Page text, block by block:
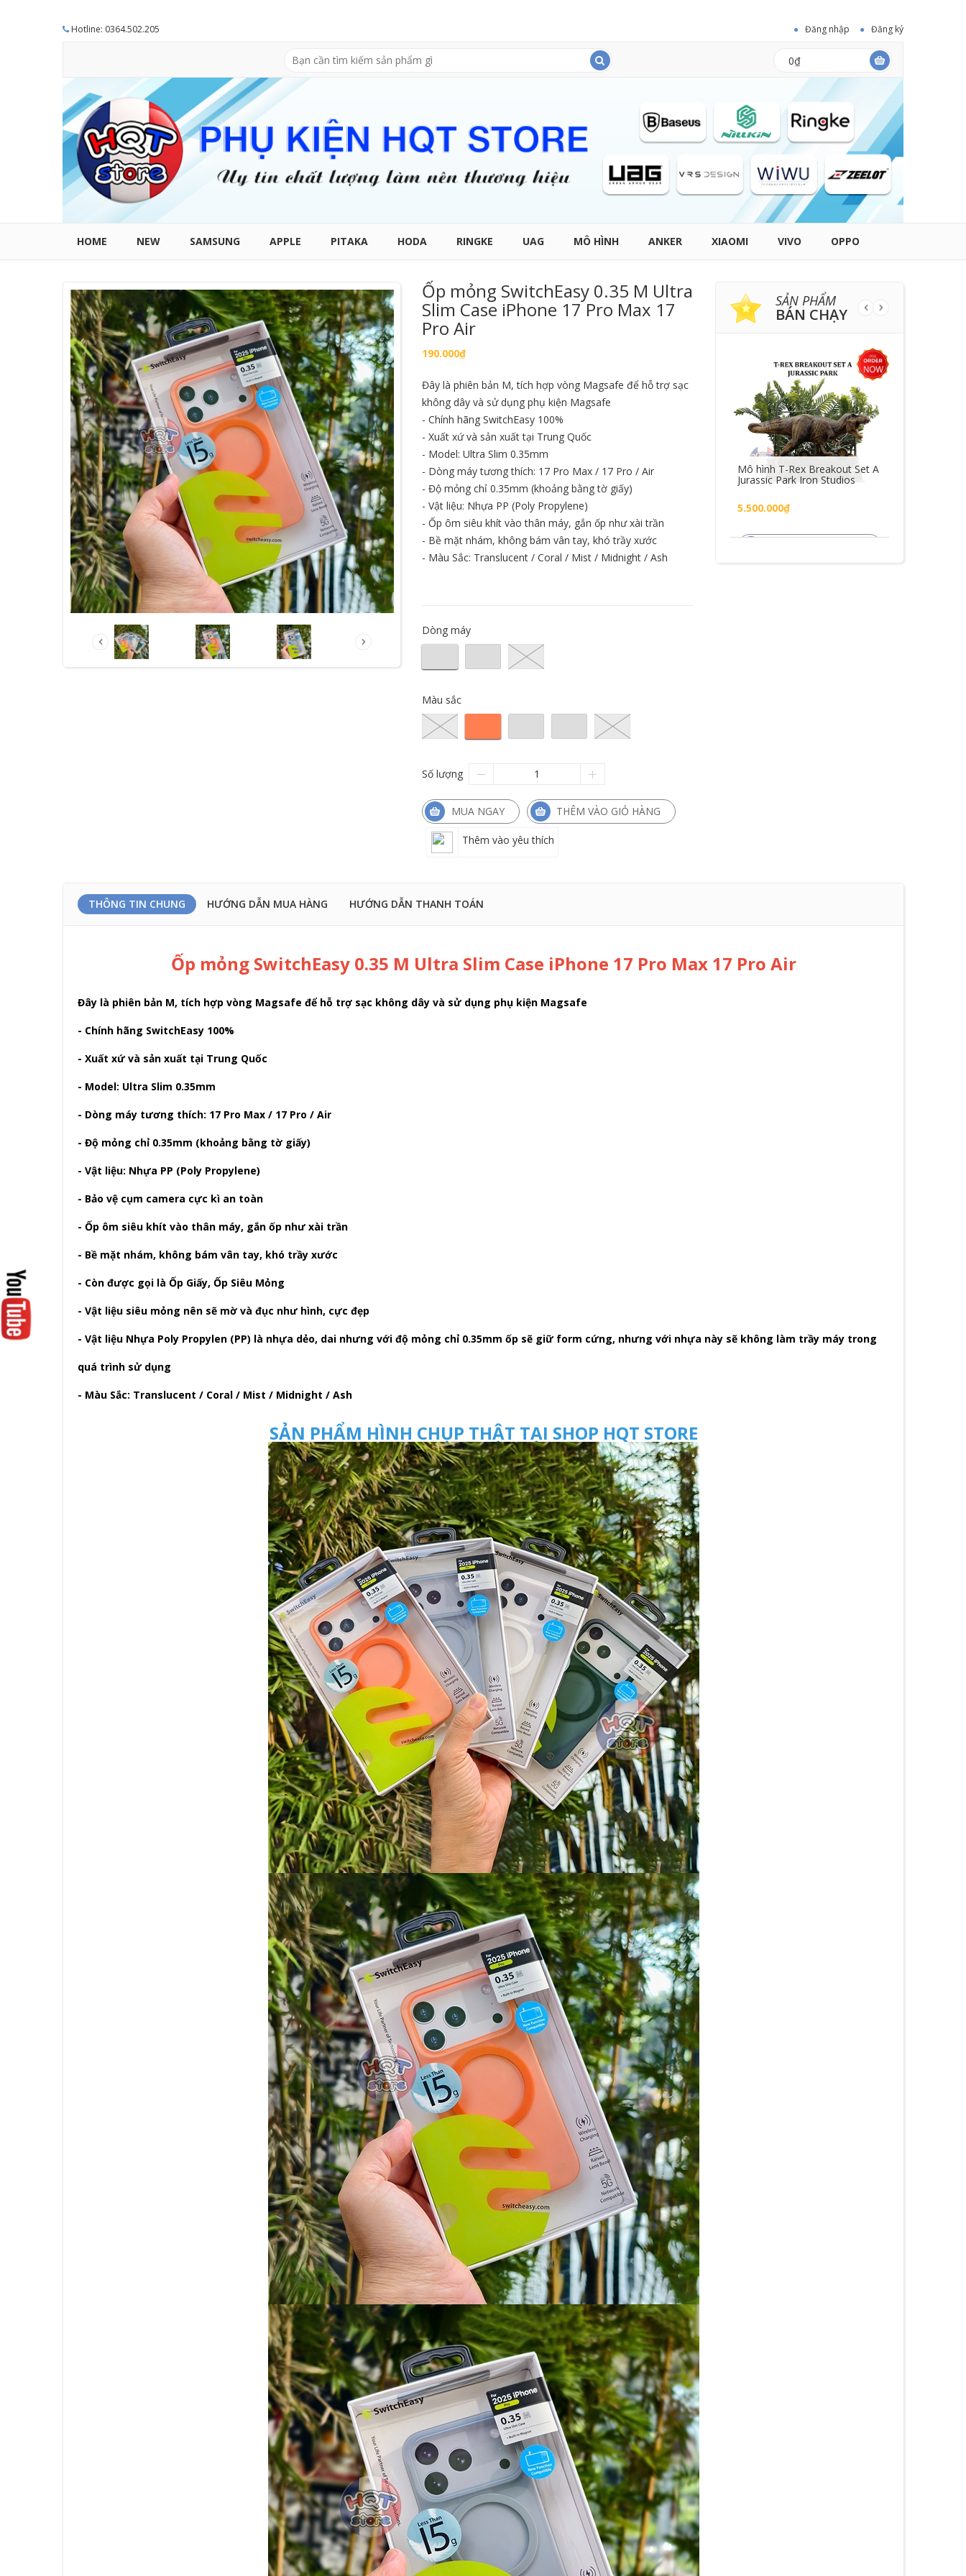
Hotline: 0364.502.205 Đăng nhập Đăng ký
0₫
HOME NEW SAMSUNG APPLE PITAKA HODA RINGKE UAG MÔ HÌNH ANKER XIAOMI VIVO OPPO
Ốp mỏng SwitchEasy 0.35 M Ultra
Slim Case iPhone 17 Pro Max 17
Pro Air
190.000₫
Đây là phiên bản M, tích hợp vòng Magsafe để hỗ trợ sạc
không dây và sử dụng phụ kiện Magsafe
- Chính hãng SwitchEasy 100%
- Xuất xứ và sản xuất tại Trung Quốc
- Model: Ultra Slim 0.35mm
- Dòng máy tương thích: 17 Pro Max / 17 Pro / Air
- Độ mỏng chỉ 0.35mm (khoảng bằng tờ giấy)
- Vật liệu: Nhựa PP (Poly Propylene)
- Ốp ôm siêu khít vào thân máy, gắn ốp như xài trần
- Bề mặt nhám, không bám vân tay, khó trầy xước
- Màu Sắc: Translucent / Coral / Mist / Midnight / Ash
Dòng máy
Màu sắc
Số lượng
MUA NGAY THÊM VÀO GIỎ HÀNG
Thêm vào yêu thích
SẢN PHẨM
BÁN CHẠY
HẾT HÀNG
Mô hình khủng long T-Rex
Shoulin Animation PVC dễ
thương Baby Chibi Q
320.000₫
Hết hàng
HẾT HÀNG
Mô hình iRon Man Mark 16 ZD
Toys Nightclub chính hãng tỉ lệ
1/10
580.000₫
Mô hình Người Nhện Spider
Man Brand New Day ZD Toys
1/10
600.000₫
THÊM VÀO GIỎ
Mô hình T-Rex Breakout Set A
Jurassic Park Iron Studios
5.500.000₫
THÔNG TIN CHUNG HƯỚNG DẪN MUA HÀNG HƯỚNG DẪN THANH TOÁN
Ốp mỏng SwitchEasy 0.35 M Ultra Slim Case iPhone 17 Pro Max 17 Pro Air
Đây là phiên bản M, tích hợp vòng Magsafe để hỗ trợ sạc không dây và sử dụng phụ kiện Magsafe
- Chính hãng SwitchEasy 100%
- Xuất xứ và sản xuất tại Trung Quốc
- Model: Ultra Slim 0.35mm
- Dòng máy tương thích: 17 Pro Max / 17 Pro / Air
- Độ mỏng chỉ 0.35mm (khoảng bằng tờ giấy)
- Vật liệu: Nhựa PP (Poly Propylene)
- Bảo vệ cụm camera cực kì an toàn
- Ốp ôm siêu khít vào thân máy, gắn ốp như xài trần
- Bề mặt nhám, không bám vân tay, khó trầy xước
- Còn được gọi là Ốp Giấy, Ốp Siêu Mỏng
- Vật liệu siêu mỏng nên sẽ mờ và đục như hình, cực đẹp
- Vật liệu Nhựa Poly Propylen (PP) là nhựa dẻo, dai nhưng với độ mỏng chỉ 0.35mm ốp sẽ giữ form cứng, nhưng với nhựa này sẽ không làm trầy máy trong
quá trình sử dụng
- Màu Sắc: Translucent / Coral / Mist / Midnight / Ash
SẢN PHẨM HÌNH CHỤP THẬT TẠI SHOP HQT STORE